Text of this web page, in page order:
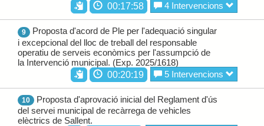
00:17:58
4 Intervencions
9
Proposta d'acord de Ple per l'adequació singular
i excepcional del lloc de treball del responsable
operatiu de serveis econòmics per l'assumpció de
la Intervenció municipal. (Exp. 2025/1618)
00:20:19
5 Intervencions
10
Proposta d'aprovació inicial del Reglament d'ús
del servei municipal de recàrrega de vehicles
elèctrics de Sallent.